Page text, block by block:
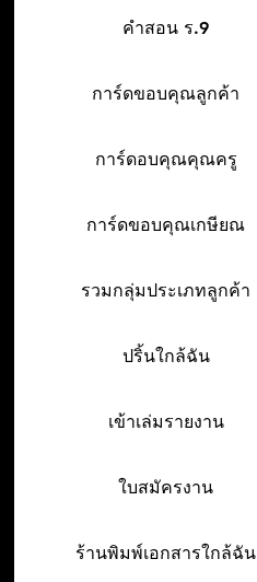
คำสอน ร.9
การ์ดขอบคุณลูกค้า
การ์ดอบคุณคุณครู
การ์ดขอบคุณเกษียณ
รวมกลุ่มประเภทลูกค้า
ปริ้นใกล้ฉัน
เข้าเล่มรายงาน
ใบสมัครงาน
ร้านพิมพ์เอกสารใกล้ฉัน